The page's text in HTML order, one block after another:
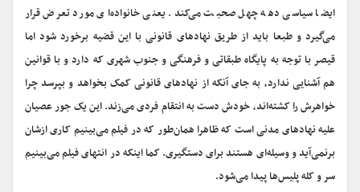
ایضا سیاسی دهه چهل صحبت می‌کند. یعنی خانواده‌ای مورد تعرض قرار
می‌گیرد و طبعا باید از طریق نهادهای قانونی با این قضیه برخورد شود اما
قیصر با توجه به پایگاه طبقاتی و فرهنگی و جنوب شهری که دارد و با قوانین
هم آشنایی ندارد، به جای آنکه از نهادهای قانونی کمک بخواهد و بپرسد چرا
خواهرش را کشته‌اند، خودش دست به انتقام فردی می‌زند. این یک جور عصیان
علیه نهادهای مدنی است که ظاهرا همان‌طور که در فیلم می‌بینیم کاری ازشان
برنمی‌آید و وسیله‌ای هستند برای دستگیری. کما اینکه در انتهای فیلم می‌بینیم
سر و کله پلیس‌ها پیدا می‌شود.